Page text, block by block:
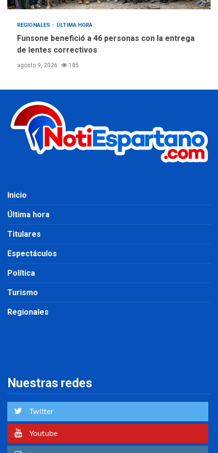
REGIONALES ÚLTIMA HORA
Funsone benefició a 46 personas con la entrega
de lentes correctivos
agosto 9, 2026 185
Inicio
Última hora
Titulares
Espectáculos
Política
Turismo
Regionales
Nuestras redes
Twitter
Youtube